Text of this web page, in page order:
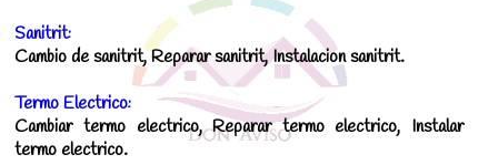
Sanitrit:
Cambio de sanitrit, Reparar sanitrit, Instalacion sanitrit.
Termo Electrico:
Cambiar termo electrico, Reparar termo electrico, Instalar
termo electrico.